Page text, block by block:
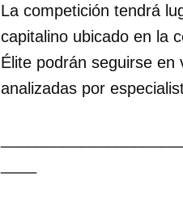
La competición tendrá
capitalino ubicado en la
Élite podrán seguirse en
analizadas por